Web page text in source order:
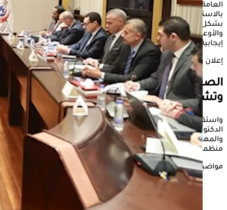
العامة ويحد من انتشار الأمراض غير السارية، خاصة تلك المرتبطة
بالاستهلاك المفرط للمشروبات مرتفعة السكر، والتي تسهم
بشكل مباشر في ارتفاع معدلات السمنة والسكري وأمراض القلب
والأوعية الدموية، مشيرا إلى نجاح العديد من الدول في تحقيق نتائج
إيجابية بعد تطبيق سياسات مماثلة.
إعلان
الصحة تتحرك للحد منالأمراض غير السارية
وتشسريع جديد للحد من السكر
واستقبل الدكتور خالد عبدالغفار، وزير الصحة والسكان، اليوم،
الدكتور محمد فريد صالح، وزير الاستثمار والتجارة الخارجية،
والمهندس خالد هاشم، وزير الصناعة، والدكتور نعمة عابد، ممثل
منظمة الصحة العالمية في مصر، بحضور قيادات الجهات المعنية.
مواضيع ذات صلة